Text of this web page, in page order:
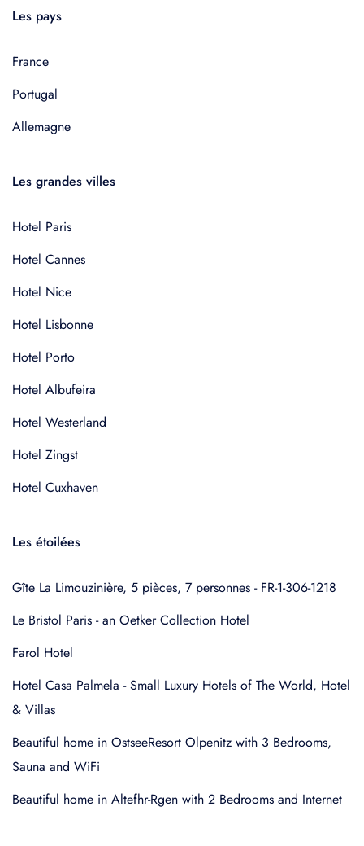
Les pays
France
Portugal
Allemagne
Les grandes villes
Hotel Paris
Hotel Cannes
Hotel Nice
Hotel Lisbonne
Hotel Porto
Hotel Albufeira
Hotel Westerland
Hotel Zingst
Hotel Cuxhaven
Les étoilées
Gîte La Limouzinière, 5 pièces, 7 personnes - FR-1-306-1218
Le Bristol Paris - an Oetker Collection Hotel
Farol Hotel
Hotel Casa Palmela - Small Luxury Hotels of The World, Hotel
& Villas
Beautiful home in OstseeResort Olpenitz with 3 Bedrooms,
Sauna and WiFi
Beautiful home in Altefhr-Rgen with 2 Bedrooms and Internet